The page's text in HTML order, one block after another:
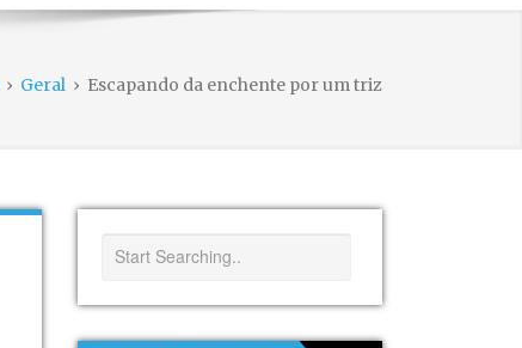
› Geral › Escapando da enchente por um triz